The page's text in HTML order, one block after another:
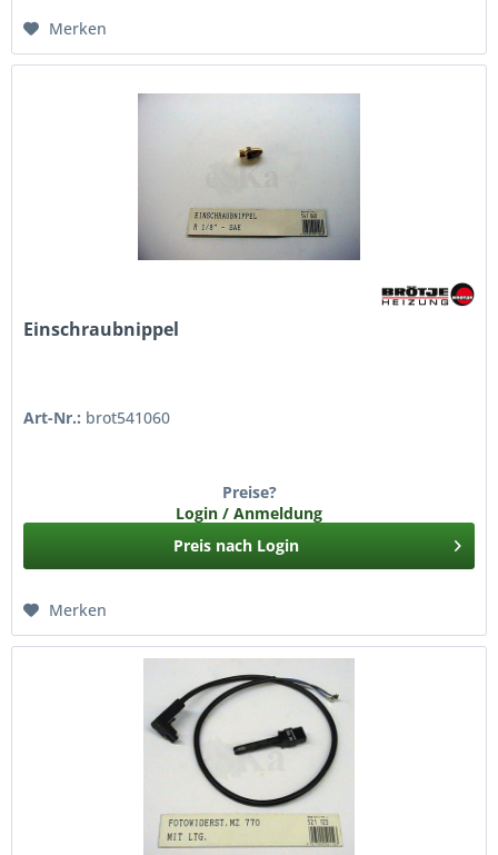
Merken
Einschraubnippel
Art-Nr.: brot541060
Preise?
Login / Anmeldung
Preis nach Login
Merken